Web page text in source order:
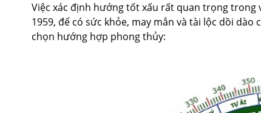
Việc xác định hướng tốt xấu rất quan trọng
1959, để có sức khỏe, may mắn và tài lộc dồi
chọn hướng hợp phong thủy: